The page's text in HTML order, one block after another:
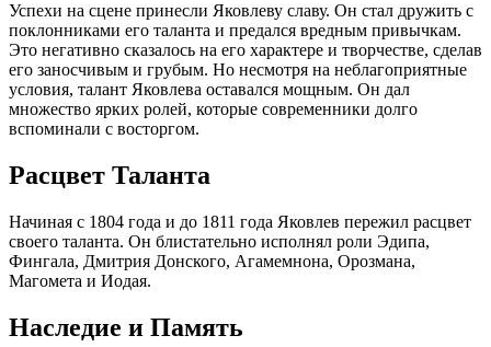
Успехи на сцене принесли Яковлеву славу. Он стал дружить с
поклонниками его таланта и предался вредным привычкам.
Это негативно сказалось на его характере и творчестве, сделав
его заносчивым и грубым. Но несмотря на неблагоприятные
условия, талант Яковлева оставался мощным. Он дал
множество ярких ролей, которые современники долго
вспоминали с восторгом.
Расцвет Таланта
Начиная с 1804 года и до 1811 года Яковлев пережил расцвет
своего таланта. Он блистательно исполнял роли Эдипа,
Фингала, Дмитрия Донского, Агамемнона, Орозмана,
Магомета и Иодая.
Наследие и Память